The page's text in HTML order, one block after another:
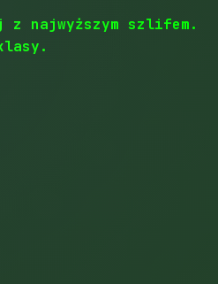
z najwyższym szlifem.